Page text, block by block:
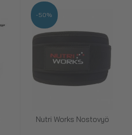
Nutri Works Nostovyö
-50%